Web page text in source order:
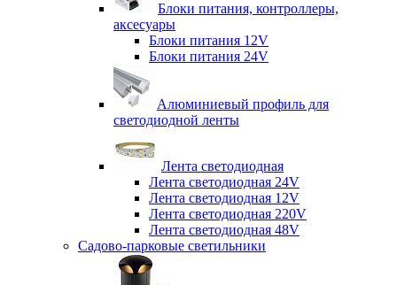
Блоки питания, контроллеры,
аксесуары
Блоки питания 12V
Блоки питания 24V
Алюминиевый профиль для
светодиодной ленты
Лента светодиодная
Лента светодиодная 24V
Лента светодиодная 12V
Лента светодиодная 220V
Лента светодиодная 48V
Садово-парковые светильники